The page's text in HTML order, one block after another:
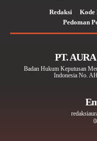
Redaksi
Kode
Pedoman
PT.
Badan Hukum Keputusan
Indonesia No.